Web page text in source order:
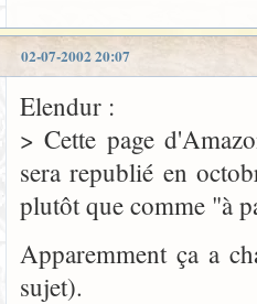
02-07-2002 20:07
Elendur :
> Cette page
sera republié en
plutôt que comme "à
Apparemment ça a
sujet).